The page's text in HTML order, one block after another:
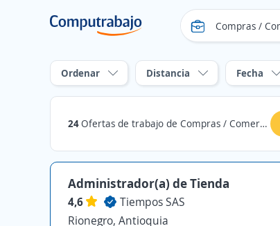
Ordenar Distancia Fecha
24Ofertas de trabajo de Compras / Comercio Exterior en Rionegro, Antioquia
Administrador(a) de Tienda
4,6
Tiempos SAS
Rionegro, Antioquia